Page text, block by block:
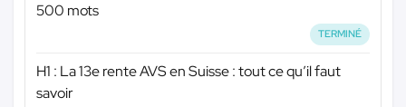
500 mots
TERMINÉ
H1 : La 13e rente AVS en Suisse : tout ce qu’il faut
savoir